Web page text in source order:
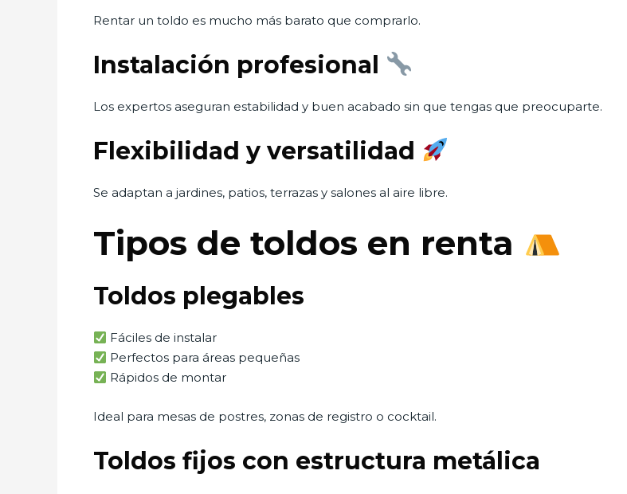
Rentar un toldo es mucho más barato que comprarlo.
Instalación profesional
Los expertos aseguran estabilidad y buen acabado sin que tengas que preocuparte.
Flexibilidad y versatilidad
Se adaptan a jardines, patios, terrazas y salones al aire libre.
Tipos de toldos en renta
Toldos plegables
Fáciles de instalar
Perfectos para áreas pequeñas
Rápidos de montar
Ideal para mesas de postres, zonas de registro o cocktail.
Toldos fijos con estructura metálica